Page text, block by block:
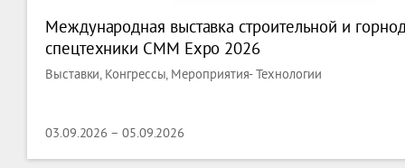
Международная выставка строительной и
спецтехники CMM Expo 2026
Выставки, Конгрессы, Мероприятия- Технологии
03.09.2026 – 05.09.2026